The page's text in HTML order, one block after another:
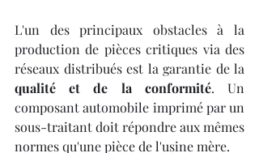
L'un des principaux obstacles à la
production de pièces critiques via des
qualité et de la conformité. Un
composant automobile imprimé par un
sous-traitant doit répondre aux mêmes
normes qu'une pièce de l'usine mère.